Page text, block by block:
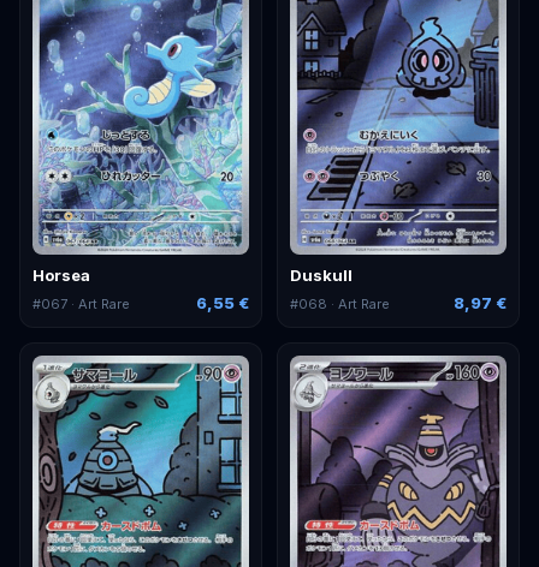
Horsea
#067 · Art Rare 6,55 €
Duskull
#068 · Art Rare 8,97 €